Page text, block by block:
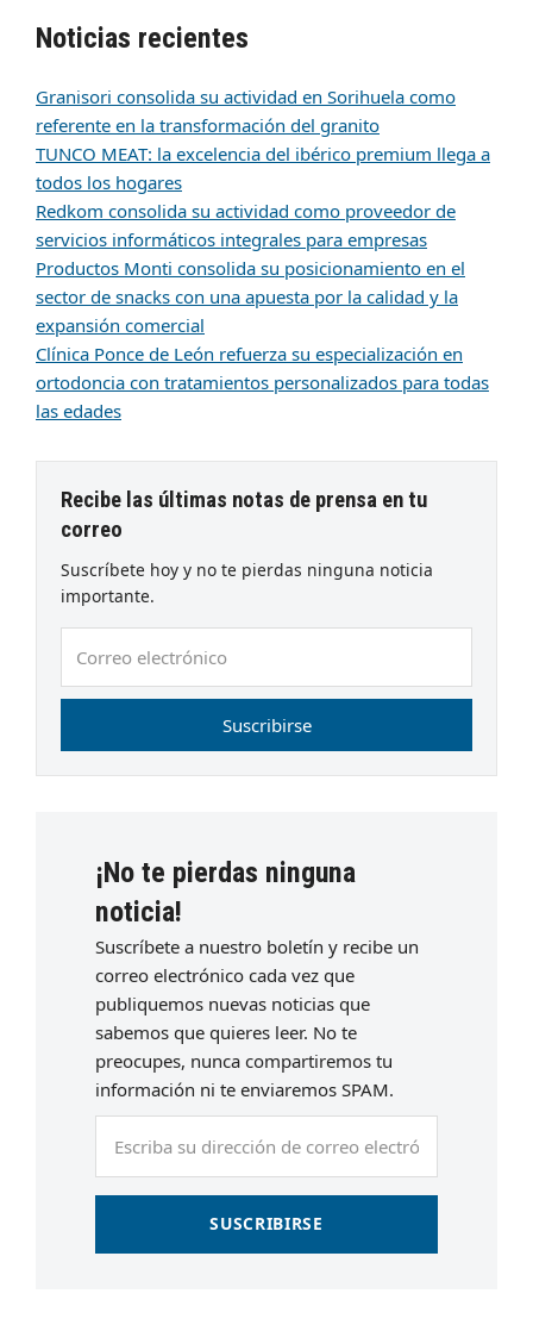
Noticias recientes
Granisori consolida su actividad en Sorihuela como
referente en la transformación del granito
TUNCO MEAT: la excelencia del ibérico premium llega a
todos los hogares
Redkom consolida su actividad como proveedor de
servicios informáticos integrales para empresas
Productos Monti consolida su posicionamiento en el
sector de snacks con una apuesta por la calidad y la
expansión comercial
Clínica Ponce de León refuerza su especialización en
ortodoncia con tratamientos personalizados para todas
las edades
Recibe las últimas notas de prensa en tu
correo
Suscríbete hoy y no te pierdas ninguna noticia
importante.
electrónico
Suscribirse
¡No te pierdas ninguna
noticia!
Suscríbete a nuestro boletín y recibe un
correo electrónico cada vez que
publiquemos nuevas noticias que
sabemos que quieres leer. No te
preocupes, nunca compartiremos tu
información ni te enviaremos SPAM.
SUSCRIBIRSE